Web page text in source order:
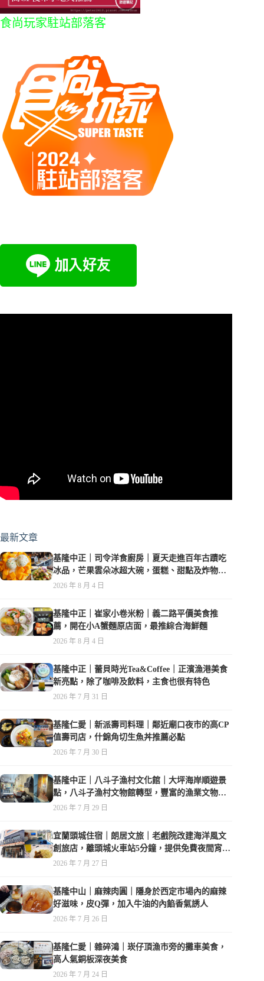
食尚玩家駐站部落客
最新文章
基隆中正｜司令洋食廚房｜夏天走進百年古蹟吃
冰品，芒果雲朵冰超大碗，蛋糕、甜點及炸物都
在水準之上
2026 年 8 月 4 日
基隆中正｜崔家小卷米粉｜義二路平價美食推
薦，開在小A蟹麵原店面，最推綜合海鮮麵
2026 年 8 月 4 日
基隆中正｜蕾貝時光Tea&Coffee｜正濱漁港美食
新亮點，除了咖啡及飲料，主食也很有特色
2026 年 7 月 31 日
基隆仁愛｜新派壽司料理｜鄰近廟口夜市的高CP
值壽司店，什錦角切生魚丼推薦必點
2026 年 7 月 30 日
基隆中正｜八斗子漁村文化館｜大坪海岸順遊景
點，八斗子漁村文物館轉型，豐富的漁業文物，
值得走訪
2026 年 7 月 29 日
宜蘭頭城住宿｜朗居文旅｜老戲院改建海洋風文
創旅店，離頭城火車站5分鐘，提供免費夜間宵
夜，親子遊戲空間
2026 年 7 月 27 日
基隆中山｜麻辣肉圓｜隱身於西定市場內的麻辣
好滋味，皮Q彈，加入牛油的內餡香氣誘人
2026 年 7 月 26 日
基隆仁愛｜雜碎鴻｜崁仔頂漁市旁的攤車美食，
高人氣銅板深夜美食
2026 年 7 月 24 日